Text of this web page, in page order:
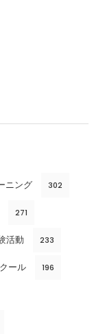
ニング 302
271
活動 233
ール 196